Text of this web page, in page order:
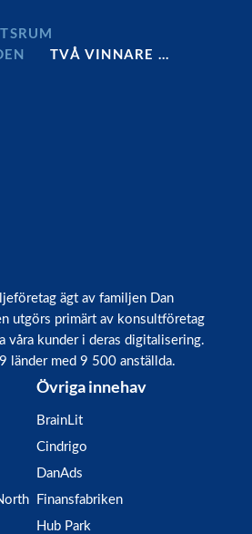
TVÅ VINNARE …
ägt av familjen Dan
utgörs primärt av konsultföretag
våra kunder i deras digitalisering.
länder med 9 500 anställda.
Övriga innehav
BrainLit
Cindrigo
DanAds
Finansfabriken
Hub Park